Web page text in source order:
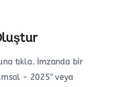
tıkla. İmzanda bir
- 2025" veya